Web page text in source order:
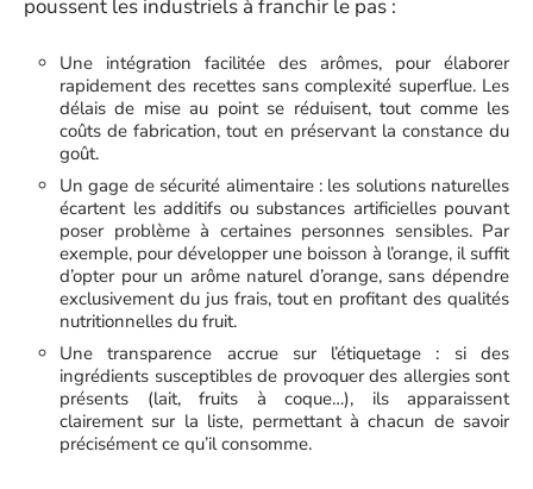
poussent les industriels à franchir le pas :
Une intégration facilitée des arômes, pour élaborer
rapidement des recettes sans complexité superflue. Les
délais de mise au point se réduisent, tout comme les
coûts de fabrication, tout en préservant la constance du
goût.
Un gage de sécurité alimentaire : les solutions naturelles
écartent les additifs ou substances artificielles pouvant
poser problème à certaines personnes sensibles. Par
exemple, pour développer une boisson à l’orange, il suffit
d’opter pour un arôme naturel d’orange, sans dépendre
exclusivement du jus frais, tout en profitant des qualités
nutritionnelles du fruit.
Une transparence accrue sur l’étiquetage : si des
ingrédients susceptibles de provoquer des allergies sont
présents (lait, fruits à coque…), ils apparaissent
clairement sur la liste, permettant à chacun de savoir
précisément ce qu’il consomme.